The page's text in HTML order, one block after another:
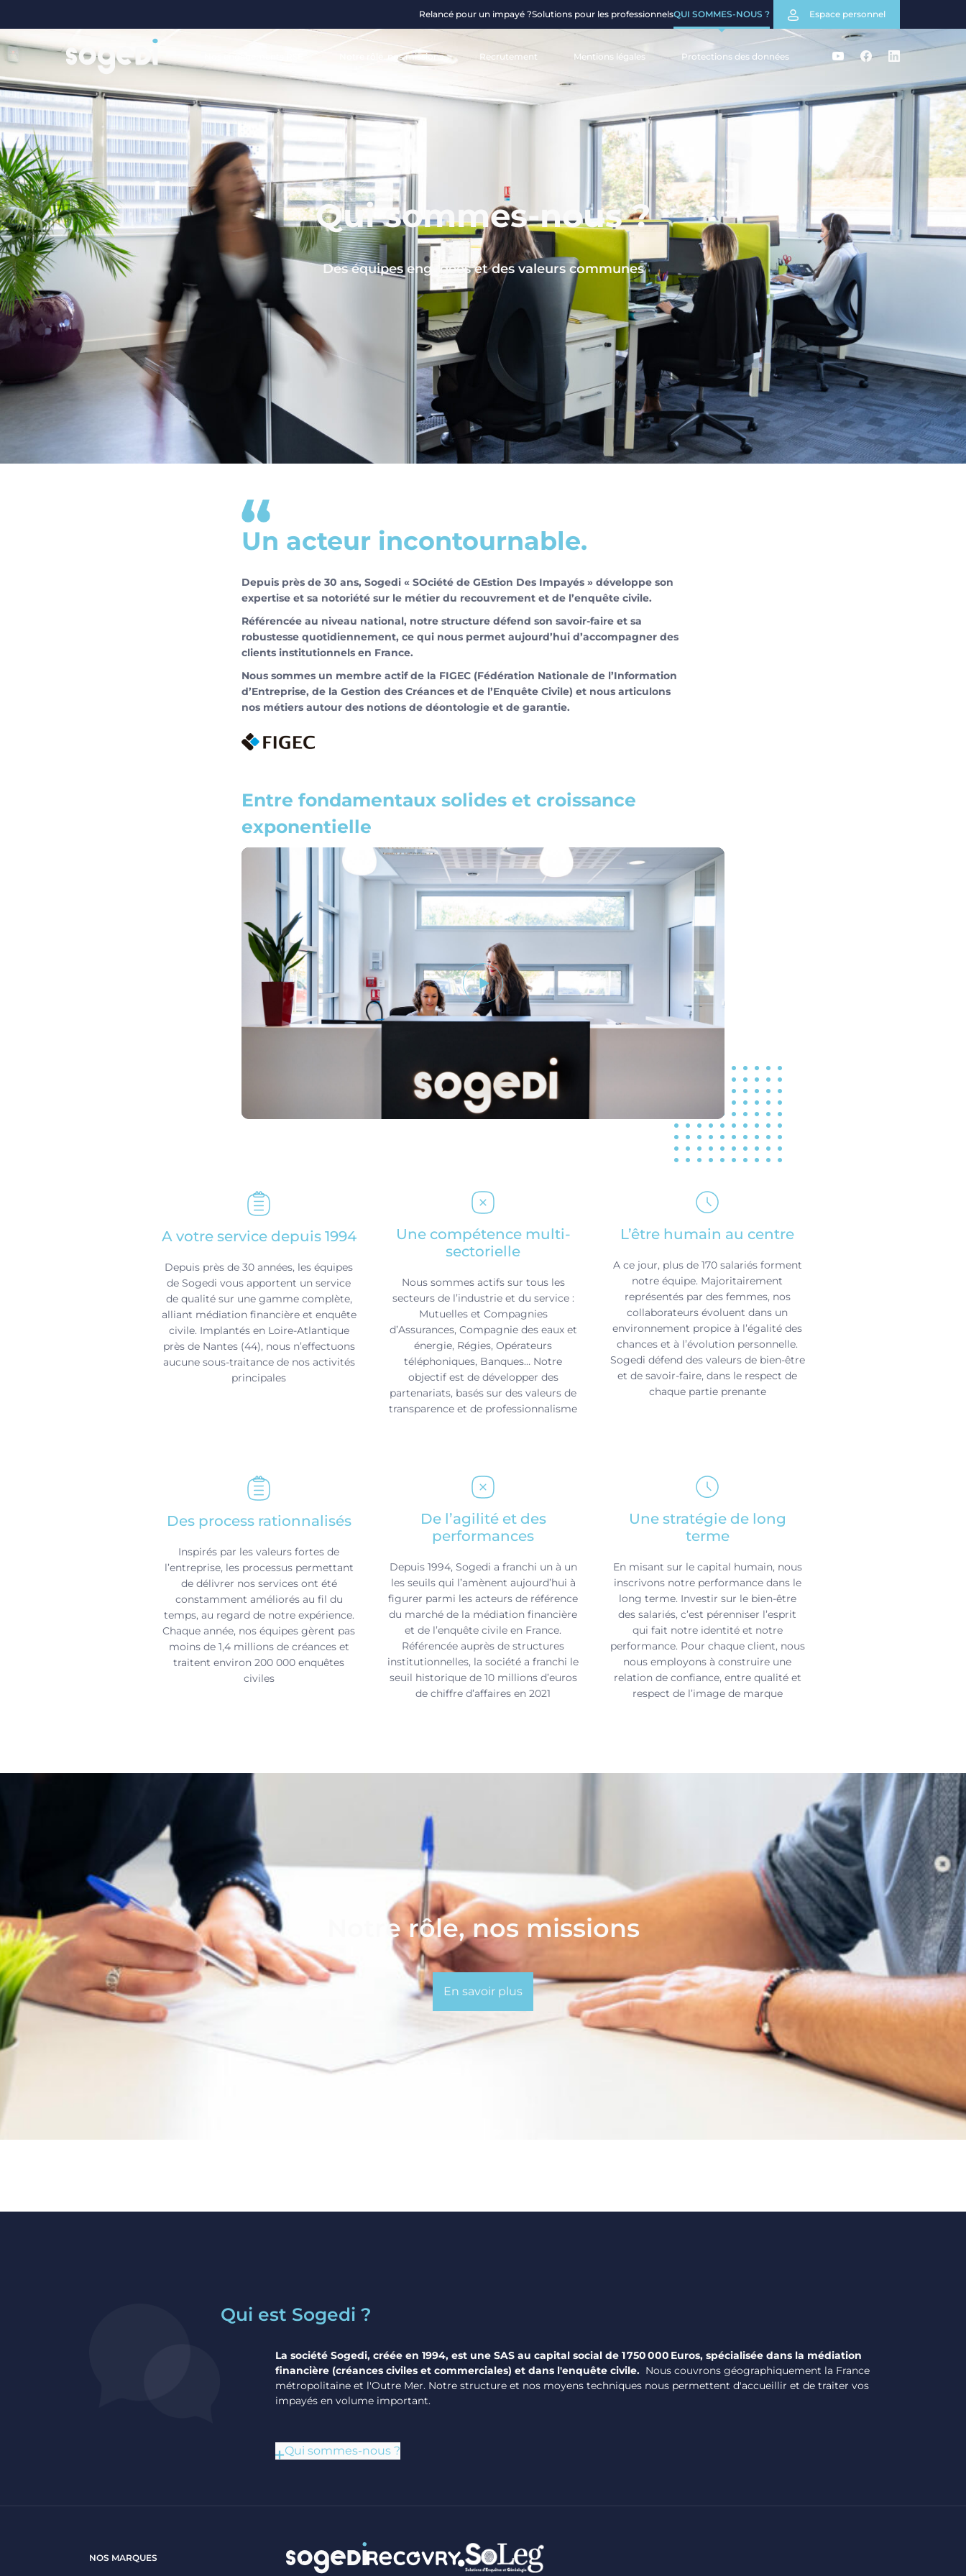
Relancé pour un impayé ?Solutions pour les professionnelsQUI SOMMES-NOUS ?
Notre rôle, nos missions Recrutement Mentions légales Protections des données
Espace personnel
Qui sommes-nous ?
Des équipes engagées et des valeurs communes
Un acteur incontournable.
Depuis près de 30 ans, Sogedi « SOciété de GEstion Des Impayés » développe son
expertise et sa notoriété sur le métier du recouvrement et de l’enquête civile.
Référencée au niveau national, notre structure défend son savoir-faire et sa
robustesse quotidiennement, ce qui nous permet aujourd’hui d’accompagner des
clients institutionnels en France.
Nous sommes un membre actif de la FIGEC (Fédération Nationale de l’Information
d’Entreprise, de la Gestion des Créances et de l’Enquête Civile) et nous articulons
nos métiers autour des notions de déontologie et de garantie.
Entre fondamentaux solides et croissance
exponentielle
A votre service depuis 1994
Depuis près de 30 années, les équipes
de Sogedi vous apportent un service
de qualité sur une gamme complète,
alliant médiation financière et enquête
civile. Implantés en Loire-Atlantique
près de Nantes (44), nous n’effectuons
aucune sous-traitance de nos activités
principales
Une compétence multi-
sectorielle
Nous sommes actifs sur tous les
secteurs de l’industrie et du service :
Mutuelles et Compagnies
d’Assurances, Compagnie des eaux et
énergie, Régies, Opérateurs
téléphoniques, Banques… Notre
objectif est de développer des
partenariats, basés sur des valeurs de
transparence et de professionnalisme
L’être humain au centre
A ce jour, plus de 170 salariés forment
notre équipe. Majoritairement
représentés par des femmes, nos
collaborateurs évoluent dans un
environnement propice à l’égalité des
chances et à l’évolution personnelle.
Sogedi défend des valeurs de bien-être
et de savoir-faire, dans le respect de
chaque partie prenante
Des process rationnalisés
Inspirés par les valeurs fortes de
l’entreprise, les processus permettant
de délivrer nos services ont été
constamment améliorés au fil du
temps, au regard de notre expérience.
Chaque année, nos équipes gèrent pas
moins de 1,4 millions de créances et
traitent environ 200 000 enquêtes
civiles
De l’agilité et des
performances
Depuis 1994, Sogedi a franchi un à un
les seuils qui l’amènent aujourd’hui à
figurer parmi les acteurs de référence
du marché de la médiation financière
et de l’enquête civile en France.
Référencée auprès de structures
institutionnelles, la société a franchi le
seuil historique de 10 millions d’euros
de chiffre d’affaires en 2021
Une stratégie de long
terme
En misant sur le capital humain, nous
inscrivons notre performance dans le
long terme. Investir sur le bien-être
des salariés, c’est pérenniser l’esprit
qui fait notre identité et notre
performance. Pour chaque client, nous
nous employons à construire une
relation de confiance, entre qualité et
respect de l’image de marque
Notre rôle, nos missions
En savoir plus
Qui est Sogedi ?
La société Sogedi, créée en 1994, est une SAS au capital social de 1 750 000 Euros, spécialisée dans la médiation
financière (créances civiles et commerciales) et dans l'enquête civile.Nous couvrons géographiquement la France
métropolitaine et l'Outre Mer. Notre structure et nos moyens techniques nous permettent d'accueillir et de traiter vos
impayés en volume important.
Qui sommes-nous ?
NOS MARQUES